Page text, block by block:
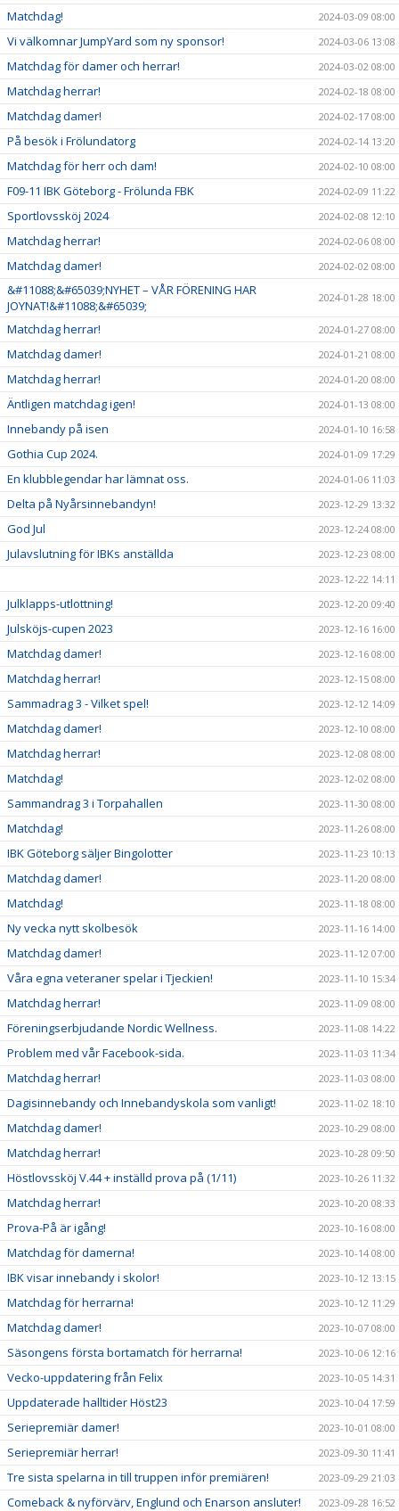
Matchdag! 2024-03-09 08:00
Vi välkomnar JumpYard som ny sponsor! 2024-03-06 13:08
Matchdag för damer och herrar! 2024-03-02 08:00
Matchdag herrar! 2024-02-18 08:00
Matchdag damer! 2024-02-17 08:00
På besök i Frölundatorg 2024-02-14 13:20
Matchdag för herr och dam! 2024-02-10 08:00
F09-11 IBK Göteborg - Frölunda FBK 2024-02-09 11:22
Sportlovssköj 2024 2024-02-08 12:10
Matchdag herrar! 2024-02-06 08:00
Matchdag damer! 2024-02-02 08:00
&#11088;&#65039;NYHET – VÅR FÖRENING HAR
JOYNAT!&#11088;&#65039;
2024-01-28 18:00
Matchdag herrar! 2024-01-27 08:00
Matchdag damer! 2024-01-21 08:00
Matchdag herrar! 2024-01-20 08:00
Äntligen matchdag igen! 2024-01-13 08:00
Innebandy på isen 2024-01-10 16:58
Gothia Cup 2024. 2024-01-09 17:29
En klubblegendar har lämnat oss. 2024-01-06 11:03
Delta på Nyårsinnebandyn! 2023-12-29 13:32
God Jul 2023-12-24 08:00
Julavslutning för IBKs anställda
2023-12-23 08:00
2023-12-22 14:11
Julklapps-utlottning! 2023-12-20 09:40
Julsköjs-cupen 2023 2023-12-16 16:00
Matchdag damer! 2023-12-16 08:00
Matchdag herrar! 2023-12-15 08:00
Sammadrag 3 - Vilket spel! 2023-12-12 14:09
Matchdag damer! 2023-12-10 08:00
Matchdag herrar! 2023-12-08 08:00
Matchdag! 2023-12-02 08:00
Sammandrag 3 i Torpahallen 2023-11-30 08:00
Matchdag! 2023-11-26 08:00
IBK Göteborg säljer Bingolotter 2023-11-23 10:13
Matchdag damer! 2023-11-20 08:00
Matchdag! 2023-11-18 08:00
Ny vecka nytt skolbesök 2023-11-16 14:00
Matchdag damer! 2023-11-12 07:00
Våra egna veteraner spelar i Tjeckien! 2023-11-10 15:34
Matchdag herrar! 2023-11-09 08:00
Föreningserbjudande Nordic Wellness. 2023-11-08 14:22
Problem med vår Facebook-sida. 2023-11-03 11:34
Matchdag herrar! 2023-11-03 08:00
Dagisinnebandy och Innebandyskola som vanligt! 2023-11-02 18:10
Matchdag damer! 2023-10-29 08:00
Matchdag herrar! 2023-10-28 09:50
Höstlovssköj V.44 + inställd prova på (1/11) 2023-10-26 11:32
Matchdag herrar! 2023-10-20 08:33
Prova-På är igång! 2023-10-16 08:00
Matchdag för damerna! 2023-10-14 08:00
IBK visar innebandy i skolor! 2023-10-12 13:15
Matchdag för herrarna! 2023-10-12 11:29
Matchdag damer! 2023-10-07 08:00
Säsongens första bortamatch för herrarna! 2023-10-06 12:16
Vecko-uppdatering från Felix 2023-10-05 14:31
Uppdaterade halltider Höst23 2023-10-04 17:59
Seriepremiär damer! 2023-10-01 08:00
Seriepremiär herrar! 2023-09-30 11:41
Tre sista spelarna in till truppen inför premiären! 2023-09-29 21:03
Comeback & nyförvärv, Englund och Enarson ansluter! 2023-09-28 16:52